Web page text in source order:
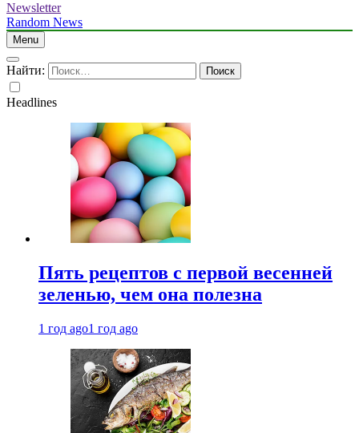
Newsletter
Random News
Menu
Найти:
Headlines
Пять рецептов с первой весенней
зеленью, чем она полезна
1 год ago1 год ago